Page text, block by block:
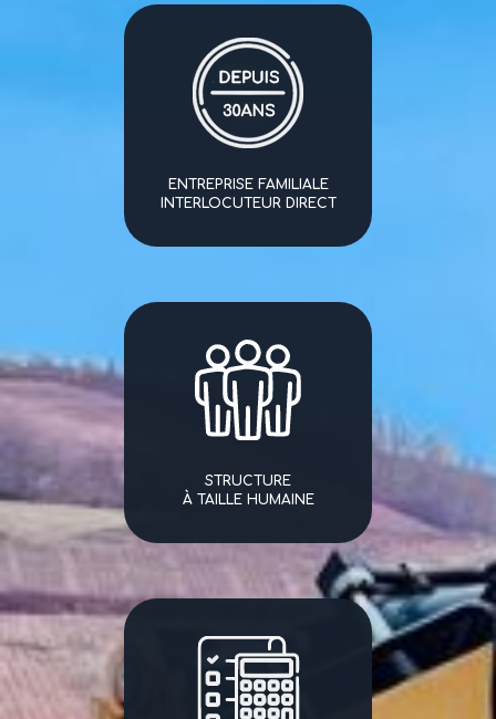
ENTREPRISE FAMILIALE
INTERLOCUTEUR DIRECT
STRUCTURE
À TAILLE HUMAINE